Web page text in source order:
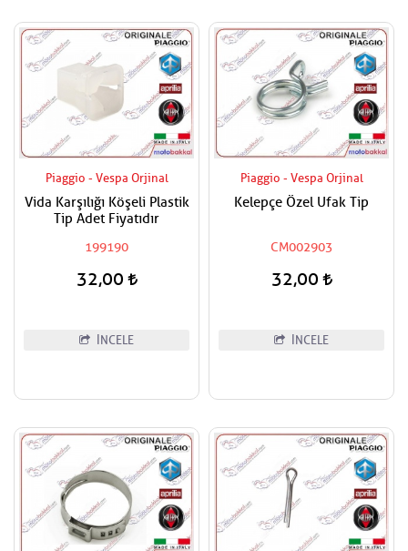
Piaggio - Vespa Orjinal
Vida Karşılığı Köşeli Plastik
Tip Adet Fiyatıdır
199190
32,00
İNCELE
Piaggio - Vespa Orjinal
Kelepçe Özel Ufak Tip
CM002903
32,00
İNCELE